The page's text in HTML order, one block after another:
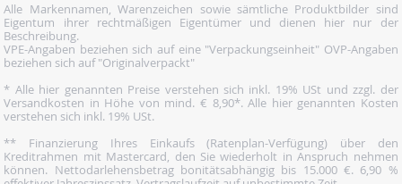
Alle Markennamen, Warenzeichen sowie sämtliche Produktbilder sind
Eigentum ihrer rechtmäßigen Eigentümer und dienen hier nur der
Beschreibung.
VPE-Angaben beziehen sich auf eine "Verpackungseinheit" OVP-Angaben
beziehen sich auf "Originalverpackt"
* Alle hier genannten Preise verstehen sich inkl. 19% USt und zzgl. der
Versandkosten in Höhe von mind. € 8,90*. Alle hier genannten Kosten
verstehen sich inkl. 19% USt.
** Finanzierung Ihres Einkaufs (Ratenplan-Verfügung) über den
Kreditrahmen mit Mastercard, den Sie wiederholt in Anspruch nehmen
können. Nettodarlehensbetrag bonitätsabhängig bis 15.000 €. 6,90 %